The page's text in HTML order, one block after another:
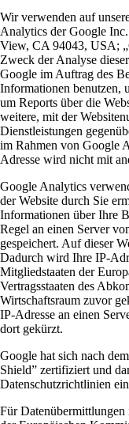
Wir verwenden auf
Analytics der Google
View, CA 94043, USA;
Zweck der Analyse
Google im Auftrag des
Informationen benutzen,
um Reports über die
weitere, mit der
Dienstleistungen
im Rahmen von Google
Adresse wird nicht mit
Google Analytics
der Website durch Sie
Informationen über Ihre
Regel an einen Server
gespeichert. Auf dieser
Dadurch wird Ihre IP-
Mitgliedstaaten der
Vertragsstaaten des
Wirtschaftsraum zuvor
IP-Adresse an einen
dort gekürzt.
Google hat sich nach
Shield” zertifiziert und
Datenschutzrichtlinien
Für Datenübermittlungen